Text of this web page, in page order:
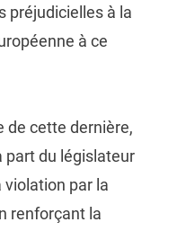
préjudicielles à la
à ce
de cette dernière,
part du législateur
violation par la
renforçant la